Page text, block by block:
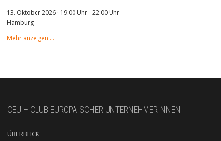
13. Oktober 2026 · 19:00 Uhr-22:00 Uhr
Hamburg
Mehr anzeigen …
CEU – CLUB EUROPÄISCHER UNTERNEHMERINNEN
ÜBERBLICK